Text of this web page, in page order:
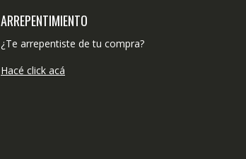
ARREPENTIMIENTO
¿Te arrepentiste de tu compra?
Hacé click acá